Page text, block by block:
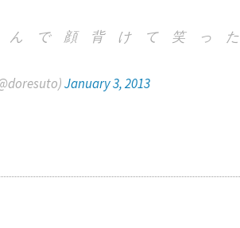
で 顔 背 け て 笑 っ た
January 3, 2013